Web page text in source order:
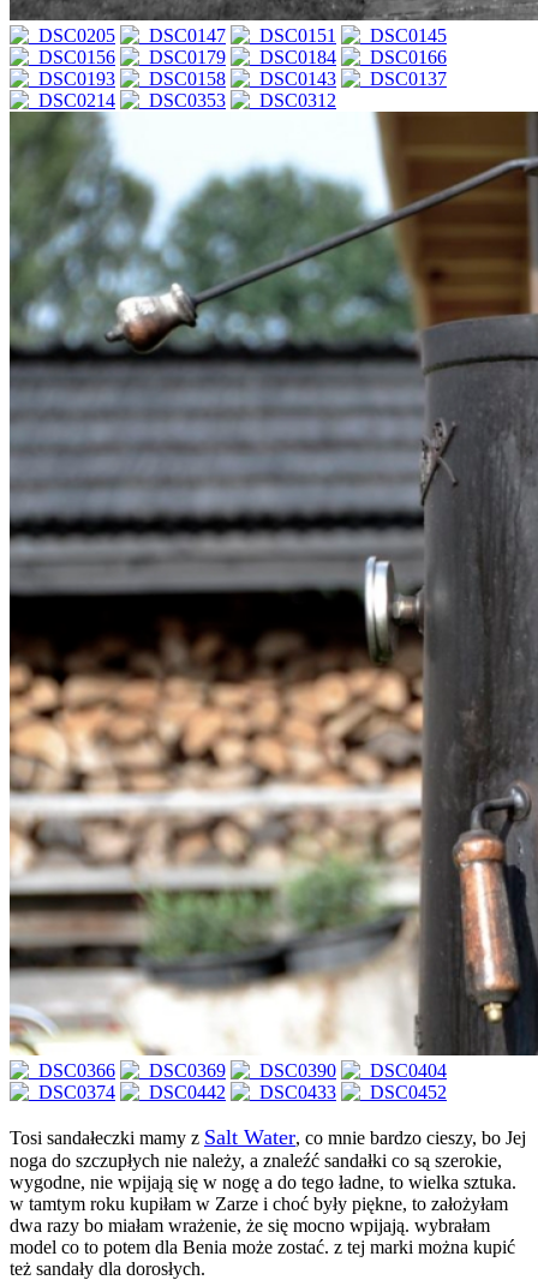
Tosi sandałeczki mamy z Salt Water, co mnie bardzo cieszy, bo Jej
noga do szczupłych nie należy, a znaleźć sandałki co są szerokie,
wygodne, nie wpijają się w nogę a do tego ładne, to wielka sztuka.
w tamtym roku kupiłam w Zarze i choć były piękne, to założyłam
dwa razy bo miałam wrażenie, że się mocno wpijają. wybrałam
model co to potem dla Benia może zostać. z tej marki można kupić
też sandały dla dorosłych.